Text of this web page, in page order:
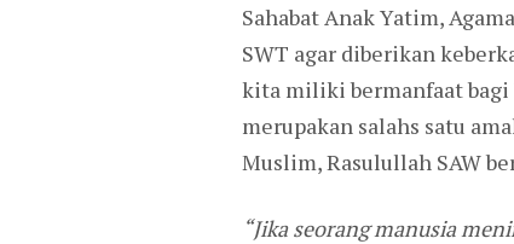
Sahabat Anak Yatim,
SWT agar diberikan
kita miliki bermanfaat bagi
merupakan salahs satu
Muslim, Rasulullah SAW
“Jika seorang manusia